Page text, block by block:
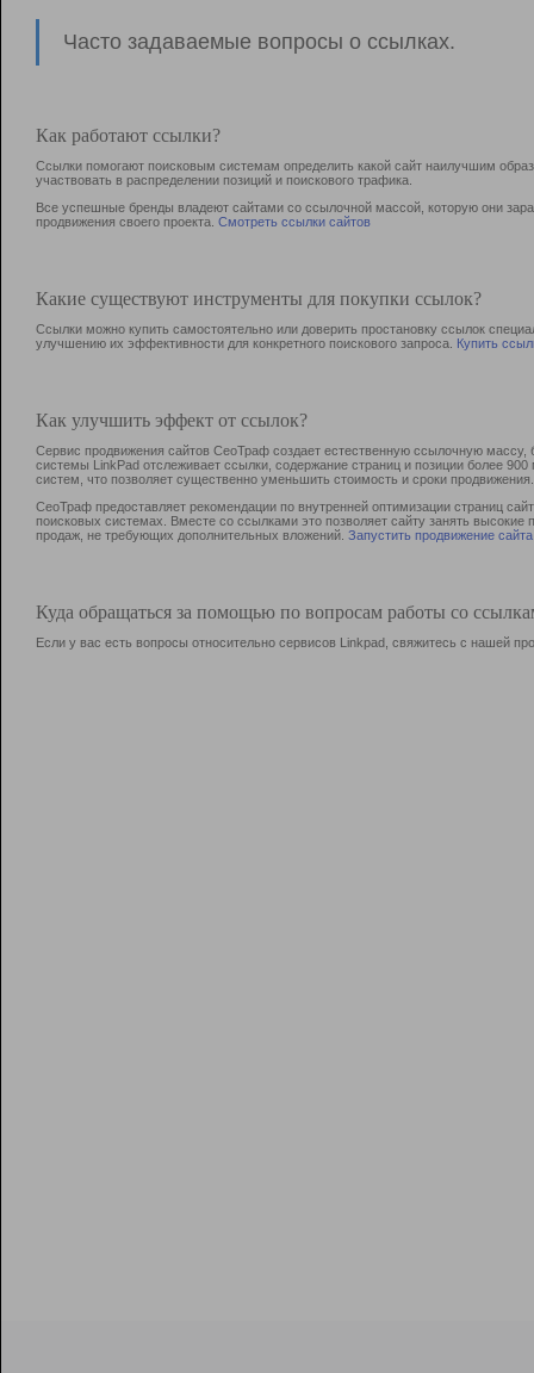
Часто задаваемые вопросы о ссылках.
Как работают ссылки?
Ссылки помогают поисковым системам определить какой сайт наилучшим
участвовать в раcпределении позиций и поискового трафика.
Все успешные бренды владеют сайтами со ссылочной массой, которую они
продвижения своего проекта. Смотреть ссылки сайтов
Какие существуют инструменты для покупки ссылок?
Ссылки можно купить самостоятельно или доверить простановку ссылок
улучшению их эффективности для конкретного поискового запроса. Купить
Как улучшить эффект от ссылок?
Сервис продвижения сайтов СеоТраф создает естественную ссылочную
системы LinkPad отслеживает ссылки, содержание страниц и позиции более
систем, что позволяет существенно уменьшить стоимость и сроки продвижения.
СеоТраф предоставляет рекомендации по внутренней оптимизации страниц
поисковых системах. Вместе со ссылками это позволяет сайту занять
продаж, не требующих дополнительных вложений. Запустить продвижение сайта
Куда обращаться за помощью по вопросам работы со
Если у вас есть вопросы относительно сервисов Linkpad, свяжитесь с нашей